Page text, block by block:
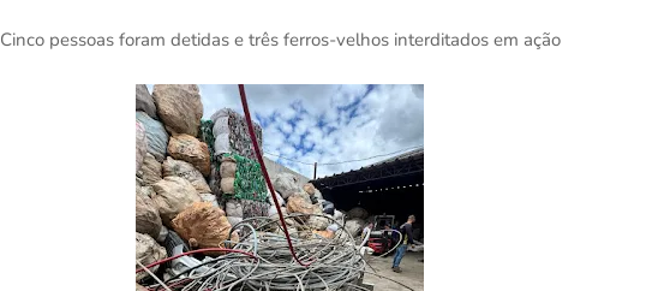
Cinco pessoas foram detidas e três ferros-velhos interditados em ação